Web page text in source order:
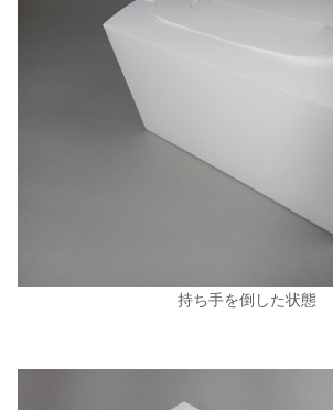
持ち手を倒した状態